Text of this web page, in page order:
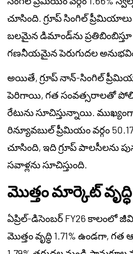
చూసింది. గ్రూప్ సింగిల్
బలమైన డిమాండ్‌ను ప్రతిబింబిస్తూ
గణనీయమైన పెరుగుదల
అయితే, గ్రూప్ నాన్-సింగిల్
పెరిగాయి, గత సంవత్సరాలతో పోలిస్తే
రేటును సూచిస్తున్నాయి.
రిన్యూవబుల్ ప్రీమియం వర్గం
చూసింది, ఇది గ్రూప్ పాలసీలను
సవాళ్లను సూచిస్తుంది.
మొత్తం మార్కెట్ వృద్ధి
ఏప్రిల్-డిసెంబర్ FY26
మొత్తం వృద్ధి 1.71% ఉండగా, గత